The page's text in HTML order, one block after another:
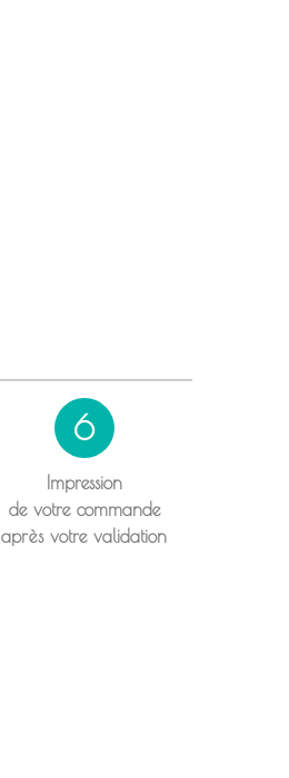
6
Impression
de votre commande
après votre validation